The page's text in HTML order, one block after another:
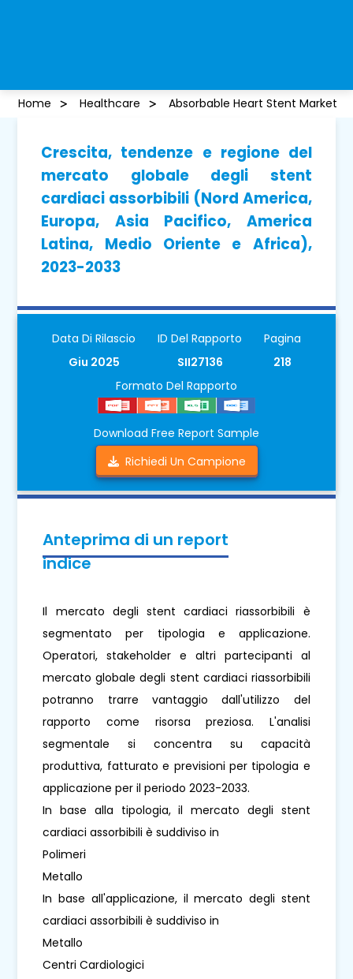
Home Healthcare Absorbable Heart Stent Market
Crescita, tendenze e regione del
mercato globale degli stent
cardiaci assorbibili (Nord America,
Europa, Asia Pacifico, America
Latina, Medio Oriente e Africa),
2023-2033
Data Di Rilascio
Giu 2025
ID Del Rapporto
SII27136
Pagina
218
Formato Del Rapporto
Download Free Report Sample
Richiedi Un Campione
Anteprima di un report
indice
Il mercato degli stent cardiaci riassorbibili è
segmentato per tipologia e applicazione.
Operatori, stakeholder e altri partecipanti al
mercato globale degli stent cardiaci riassorbibili
potranno trarre vantaggio dall'utilizzo del
rapporto come risorsa preziosa. L'analisi
segmentale si concentra su capacità
produttiva, fatturato e previsioni per tipologia e
applicazione per il periodo 2023-2033.
In base alla tipologia, il mercato degli stent
cardiaci assorbibili è suddiviso in
Polimeri
Metallo
In base all'applicazione, il mercato degli stent
cardiaci assorbibili è suddiviso in
Metallo
Centri Cardiologici